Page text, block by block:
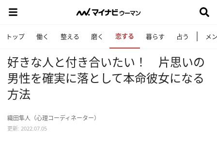
トップ 働く 整える 磨く 恋する 暮らす 占う メ
好きな人と付き合いたい！ 片思いの
男性を確実に落として本命彼女になる
方法
織田隼人（心理コーディネーター）
更新: 2022.07.05